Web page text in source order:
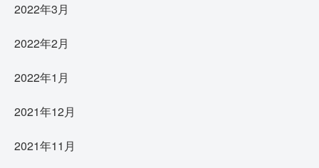
2022年3月
2022年2月
2022年1月
2021年12月
2021年11月